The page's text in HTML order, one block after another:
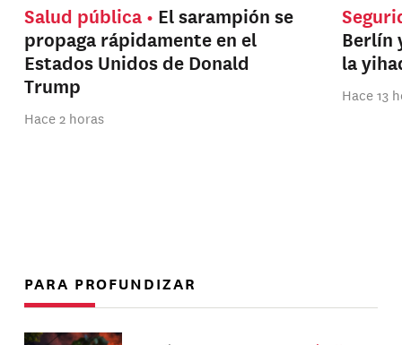
Salud pública
El sarampión se
propaga rápidamente en el
Estados Unidos de Donald
Trump
Hace 2 horas
Berlín
la
Hace 13
PARA PROFUNDIZAR